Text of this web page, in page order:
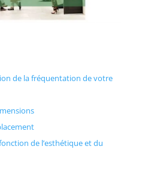
de la fréquentation de votre
de l’esthétique et du